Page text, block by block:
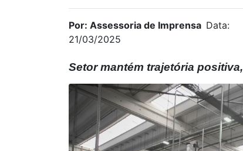
Por: Assessoria de Imprensa Data:
21/03/2025
Setor mantém trajetória